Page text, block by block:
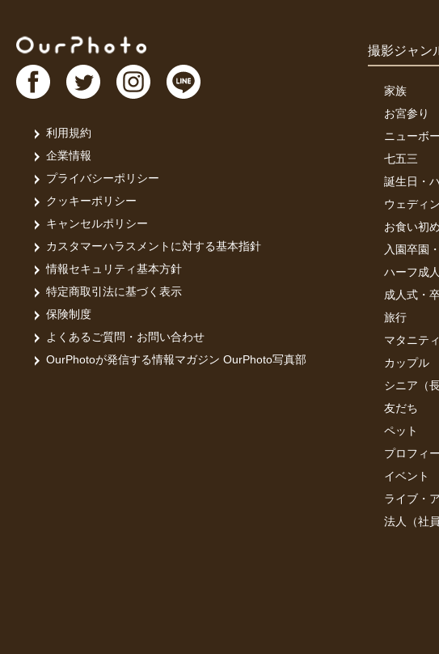
利用規約
企業情報
プライバシーポリシー
クッキーポリシー
キャンセルポリシー
カスタマーハラスメントに対する基本指針
情報セキュリティ基本方針
特定商取引法に基づく表示
保険制度
よくあるご質問・お問い合わせ
OurPhotoが発信する情報マガジン OurPhoto写真部
撮影ジャン
家族
お宮参り
ニューボ
七五三
誕生日・
ウェディ
お食い初
入園卒園
ハーフ成
成人式・
旅行
マタニティ
カップル
シニア（
友だち
ペット
プロフィ
イベント
ライブ・
法人（社員